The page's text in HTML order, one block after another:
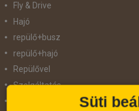
Fly & Drive
Hajó
repülő+busz
repülő+hajó
Repülővel
Szolgáltatás
Süti